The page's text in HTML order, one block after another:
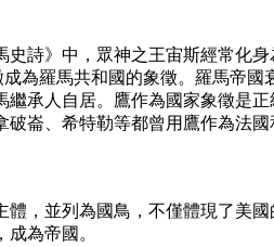
詩》中，眾神之王宙斯經常化身
為羅馬共和國的象徵。羅馬帝國
繼承人自居。鷹作為國家象徵是正
崙、希特勒等都曾用鷹作為法國
，並列為國鳥，不僅體現了美國
為帝國。